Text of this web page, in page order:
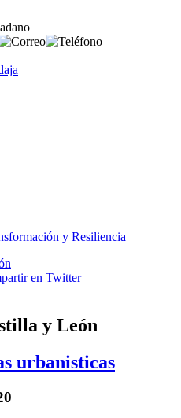
y Resiliencia
y León
urbanisticas